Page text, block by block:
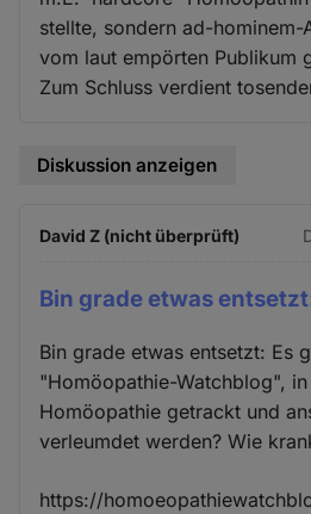
stellte, sondern ad-
vom laut empörten Publikum
Zum Schluss verdient
Diskussion anzeigen
David Z (nicht überprüft)
Bin grade etwas
Bin grade etwas entsetzt: Es
"Homöopathie-Watchblog",
Homöopathie getrackt und
verleumdet werden? Wie
https://